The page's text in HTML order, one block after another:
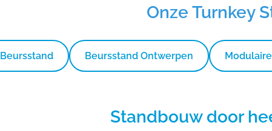
Onze Turnkey
Beursstand Beursstand Ontwerpen
Standbouw door